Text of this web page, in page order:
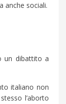
anche sociali.
un dibattito a
italiano non
l’aborto